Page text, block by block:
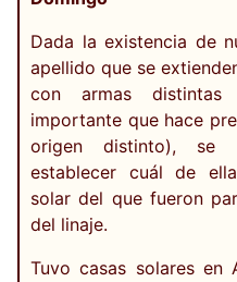
Dada la existencia de
apellido que se
con armas
importante que hace
origen distinto), se
establecer cuál de
solar del que fueron
del linaje.
Tuvo casas solares en